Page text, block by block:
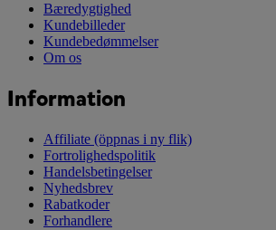
Bæredygtighed
Kundebilleder
Kundebedømmelser
Om os
Information
Affiliate (öppnas i ny flik)
Fortrolighedspolitik
Handelsbetingelser
Nyhedsbrev
Rabatkoder
Forhandlere